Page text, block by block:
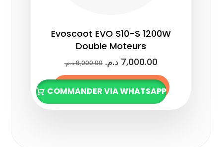
Evoscoot EVO S10-S 1200W
Double Moteurs
8,000.00د.م. 7,000.00 د.م.
Ajouter au panier
COMMANDER VIA WHATSAPP